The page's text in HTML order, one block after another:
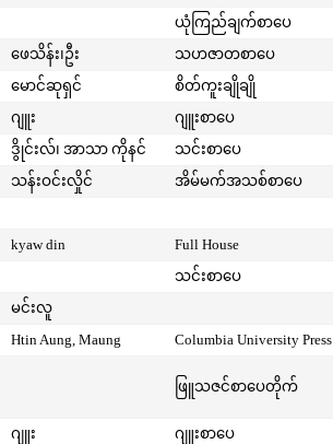
ယုံကြည်ချက်စာပေ
ဖေသိန်း၊ဦး သဟဇာတစာပေ
မောင်ဆုရှင် စိတ်ကူးချိုချို
ဂျူး ဂျူးစာပေ
ဒွိုင်းလ်၊ အာသာ ကိုနင် သင်းစာပေ
သန်းဝင်းလှိုင် အိမ်မက်အသစ်စာပေ
kyaw din Full House
သင်းစာပေ
မင်းလူ
Htin Aung, Maung Columbia University Press
ဖြူသဇင်စာပေတိုက်
ဂျူး ဂျူးစာပေ